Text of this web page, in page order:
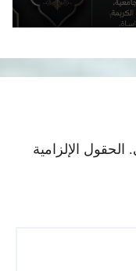
الحقول الإلزامية